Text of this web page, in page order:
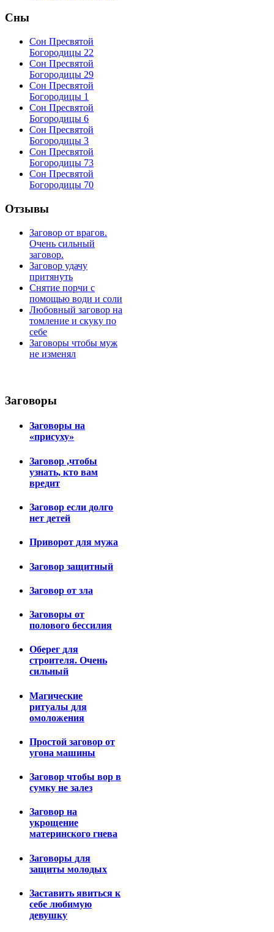
Сны
Сон Пресвятой
Богородицы 22
Сон Пресвятой
Богородицы 29
Сон Пресвятой
Богородицы 1
Сон Пресвятой
Богородицы 6
Сон Пресвятой
Богородицы 3
Сон Пресвятой
Богородицы 73
Сон Пресвятой
Богородицы 70
Отзывы
Заговор от врагов.
Очень сильный
заговор.
Заговор удачу
притянуть
Снятие порчи с
помощью води и соли
Любовный заговор на
томление и скуку по
себе
Заговоры чтобы муж
не изменял
Заговоры
Заговоры на
«присуху»
Заговор ,чтобы
узнать, кто вам
вредит
Заговор если долго
нет детей
Приворот для мужа
Заговор защитный
Заговор от зла
Заговоры от
полового бессилия
Оберег для
строителя. Очень
сильный
Магические
ритуалы для
омоложения
Простой заговор от
угона машины
Заговор чтобы вор в
сумку не залез
Заговор на
укрощение
материнского гнева
Заговоры для
защиты молодых
Заставить явиться к
себе любимую
девушку